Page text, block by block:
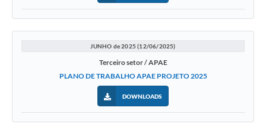
JUNHO de 2025 (12/06/2025)
Terceiro setor / APAE
PLANO DE TRABALHO APAE PROJETO 2025
DOWNLOADS